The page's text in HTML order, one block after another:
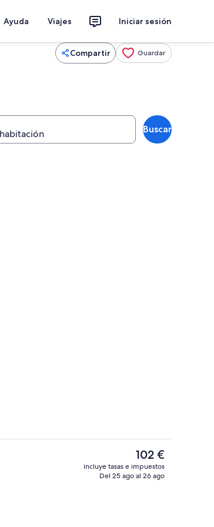
Ayuda Viajes Iniciar sesión
Compartir Guardar
Buscar
Punto de interés
El
precio
actual
102 €
incluye tasas e impuestos
Del 25 ago al 26 ago